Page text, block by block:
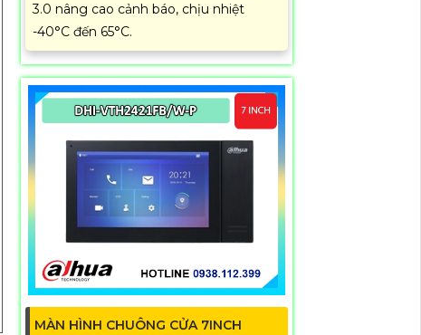
3.0 nâng cao cảnh báo, chịu nhiệt
-40°C đến 65°C.
MÀN HÌNH CHUÔNG CỬA 7INCH